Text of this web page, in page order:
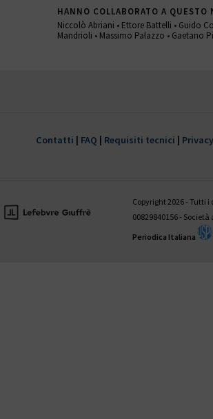
HANNO COLLABORATO A QUESTO
Niccolò Abriani • Ettore Battelli • Guido
Mandrioli • Massimo Palazzo • Gaetano
trimestrale Giustizia
Contatti | FAQ | Requisiti tecnici | Privacy
Copyright 2026 - Tutti i
00829840156 -
Periodica Italiana